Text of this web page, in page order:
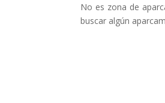
No es zona de
buscar algún